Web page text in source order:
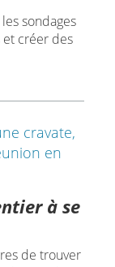
sondages
créer des
à se
de trouver